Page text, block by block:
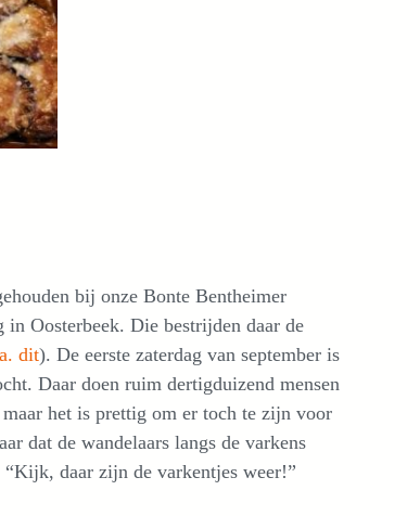
bij onze Bonte Bentheimer
Oosterbeek. Die bestrijden daar de
dit). De eerste zaterdag van september is
Daar doen ruim dertigduizend mensen
het is prettig om er toch te zijn voor
dat de wandelaars langs de varkens
daar zijn de varkentjes weer!”